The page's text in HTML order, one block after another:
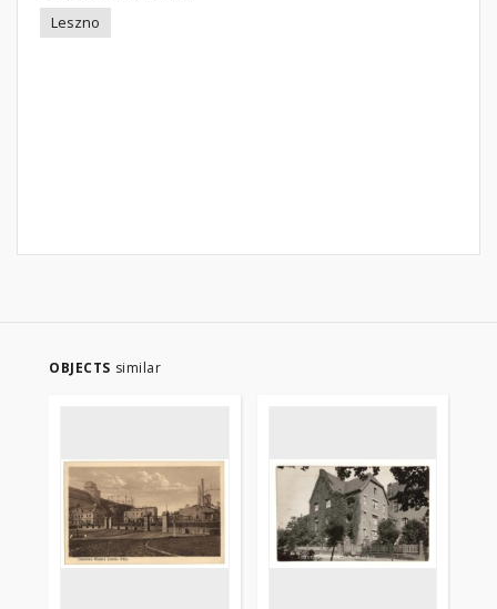
Leszno
OBJECTS similar